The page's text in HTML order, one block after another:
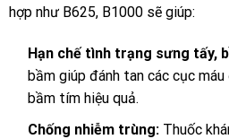
hợp như B625, B1000 sẽ giúp:
Hạn chế tình trạng sưng tấy,
bầm giúp đánh tan các cục
bầm tím hiệu quả.
Chống nhiễm trùng:Thuốc